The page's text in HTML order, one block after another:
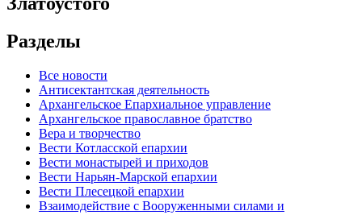
Разделы
Все новости
Антисектантская деятельность
Архангельское Епархиальное управление
Архангельское православное братство
Вера и творчество
Вести Котласской епархии
Вести монастырей и приходов
Вести Нарьян-Марской епархии
Вести Плесецкой епархии
Взаимодействие с Вооруженными силами и